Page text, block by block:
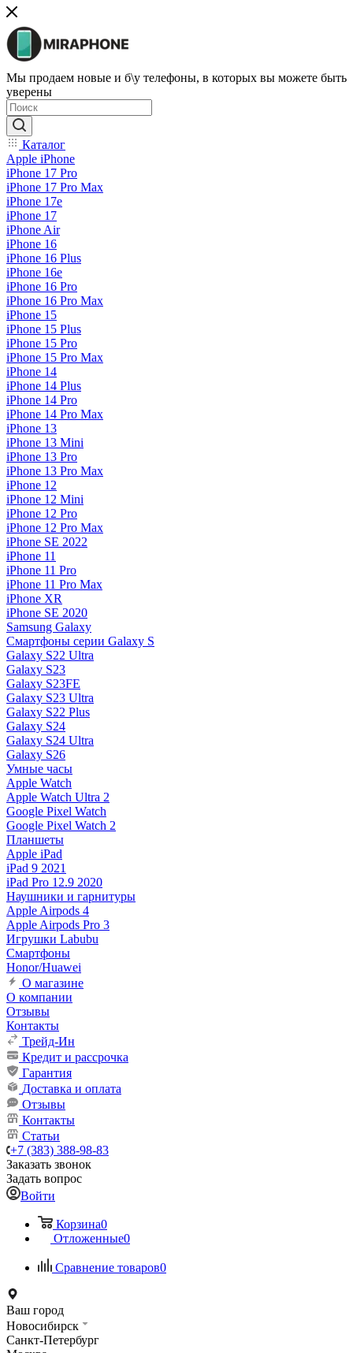
Мы продаем новые и б\у телефоны, в которых вы можете быть
уверены
Каталог
Apple iPhone
iPhone 17 Pro
iPhone 17 Pro Max
iPhone 17e
iPhone 17
iPhone Air
iPhone 16
iPhone 16 Plus
iPhone 16e
iPhone 16 Pro
iPhone 16 Pro Max
iPhone 15
iPhone 15 Plus
iPhone 15 Pro
iPhone 15 Pro Max
iPhone 14
iPhone 14 Plus
iPhone 14 Pro
iPhone 14 Pro Max
iPhone 13
iPhone 13 Mini
iPhone 13 Pro
iPhone 13 Pro Max
iPhone 12
iPhone 12 Mini
iPhone 12 Pro
iPhone 12 Pro Max
iPhone SE 2022
iPhone 11
iPhone 11 Pro
iPhone 11 Pro Max
iPhone XR
iPhone SE 2020
Samsung Galaxy
Смартфоны серии Galaxy S
Galaxy S22 Ultra
Galaxy S23
Galaxy S23FE
Galaxy S23 Ultra
Galaxy S22 Plus
Galaxy S24
Galaxy S24 Ultra
Galaxy S26
Умные часы
Apple Watch
Apple Watch Ultra 2
Google Pixel Watch
Google Pixel Watch 2
Планшеты
Apple iPad
iPad 9 2021
iPad Pro 12.9 2020
Наушники и гарнитуры
Apple Airpods 4
Apple Airpods Pro 3
Игрушки Labubu
Смартфоны
Honor/Huawei
О магазине
О компании
Отзывы
Контакты
Трейд-Ин
Кредит и рассрочка
Гарантия
Доставка и оплата
Отзывы
Контакты
Статьи
+7 (383) 388-98-83
Заказать звонок
Задать вопрос
Войти
Корзина0
Отложенные0
Сравнение товаров0
Ваш город
Новосибирск
Санкт-Петербург